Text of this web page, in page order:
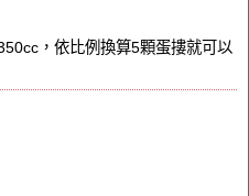
，依比例換算5顆蛋摟就可以